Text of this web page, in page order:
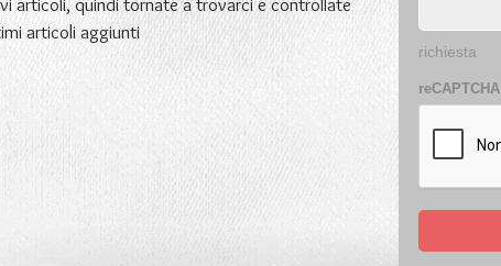
articoli, quindi tornate a trovarci e controllate
articoli aggiunti
richiesta
reCAPTCHA